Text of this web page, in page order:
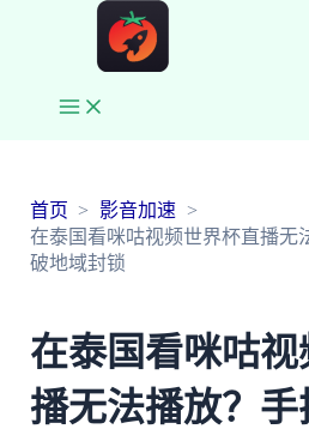
Main
首页
影音加速
在泰国看咪咕视频世界杯直播无
破地域封锁
在泰国看咪咕
播无法播放？手